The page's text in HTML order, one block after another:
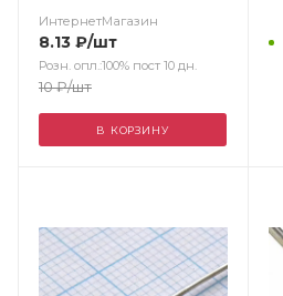
ИнтернетМагазин
8.13 ₽/шт
Розн. опл.:100% пост 10 дн.
10₽/шт
В КОРЗИНУ